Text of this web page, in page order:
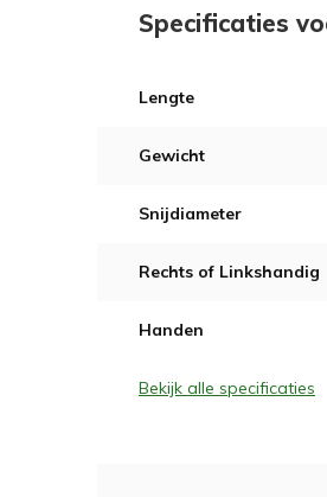
Specificaties
Lengte
Gewicht
Snijdiameter
Rechts of Linkshandig
Handen
Bekijk alle specificaties